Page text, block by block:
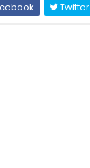
Twitter